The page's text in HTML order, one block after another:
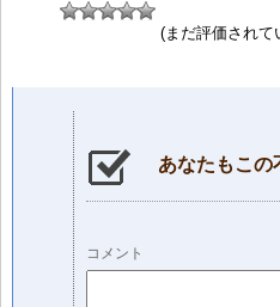
(まだ評価されて
あなたもこの
コメント